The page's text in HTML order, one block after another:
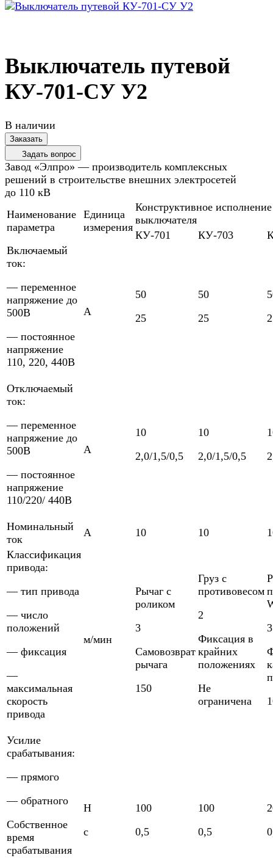
Выключатель путевой
КУ-701-СУ У2
В наличии
Заказать
Задать вопрос
Завод «Элпро» — производитель комплексных
решений в строительстве внешних электросетей
до 110 кВ
Наименование
параметра
Единица
измерения
Конструктивное исполнение
выключателя
КУ-701
КУ-703
Включаемый
ток:
— переменное
напряжение до
500В
— постоянное
напряжение
110, 220, 440В
А
50
25
50
25
Отключаемый
ток:
— переменное
напряжение до
500В
— постоянное
напряжение
110/220/ 440В
А
10
2,0/1,5/0,5
10
2,0/1,5/0,5
Номинальный
ток
А 10 10
Классификация
привода:
— тип привода
— число
положений
— фиксация
—
максимальная
скорость
привода
м/мин
Рычаг с
роликом
3
Самовозврат
рычага
150
Груз с
противовесом
2
Фиксация в
крайних
положениях
Не
ограничена
3
Усилие
срабатывания:
— прямого
— обратного
Собственное
время
срабатывания
Н
с
100
0,5
100
0,5